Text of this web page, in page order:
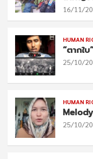
16/11/
HUMAN
“ตากใบ
25/10/
HUMAN
25/10/